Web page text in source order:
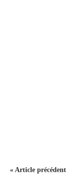
« Article précédent